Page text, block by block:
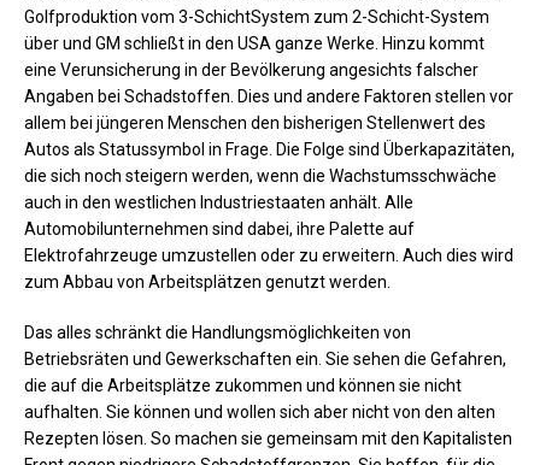
Golfproduktion vom 3-SchichtSystem zum 2-Schicht-System
über und GM schließt in den USA ganze Werke. Hinzu kommt
eine Verunsicherung in der Bevölkerung angesichts falscher
Angaben bei Schadstoffen. Dies und andere Faktoren stellen vor
allem bei jüngeren Menschen den bisherigen Stellenwert des
Autos als Statussymbol in Frage. Die Folge sind Überkapazitäten,
die sich noch steigern werden, wenn die Wachstumsschwäche
auch in den westlichen Industriestaaten anhält. Alle
Automobilunternehmen sind dabei, ihre Palette auf
Elektrofahrzeuge umzustellen oder zu erweitern. Auch dies wird
zum Abbau von Arbeitsplätzen genutzt werden.
Das alles schränkt die Handlungsmöglichkeiten von
Betriebsräten und Gewerkschaften ein. Sie sehen die Gefahren,
die auf die Arbeitsplätze zukommen und können sie nicht
aufhalten. Sie können und wollen sich aber nicht von den alten
Rezepten lösen. So machen sie gemeinsam mit den Kapitalisten